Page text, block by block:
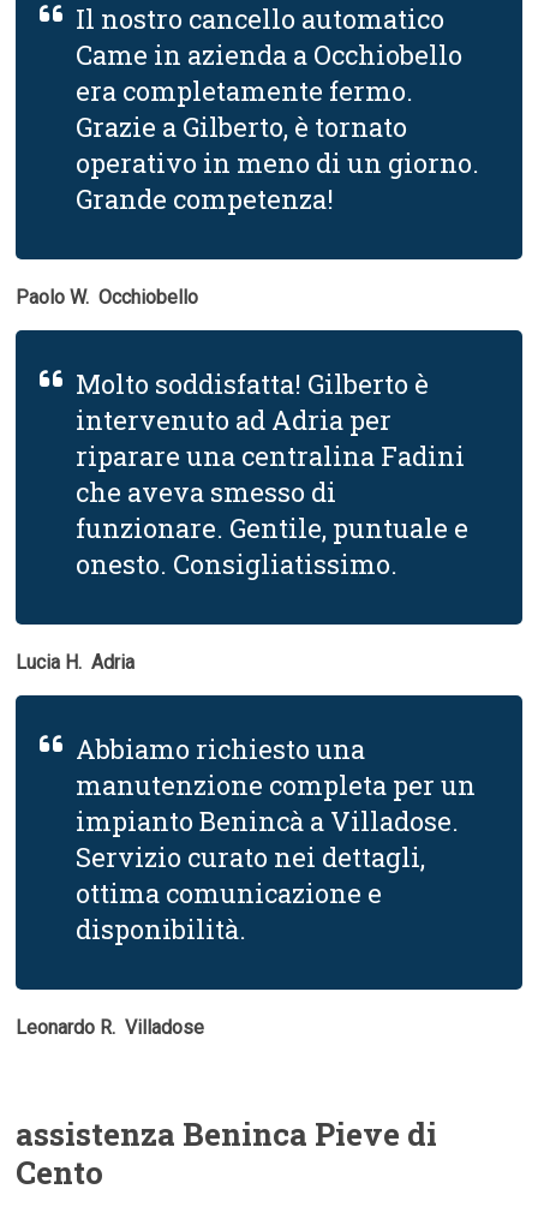
Il nostro cancello automatico
Came in azienda a Occhiobello
era completamente fermo.
Grazie a Gilberto, è tornato
operativo in meno di un giorno.
Grande competenza!
Paolo W.  Occhiobello
Molto soddisfatta! Gilberto è
intervenuto ad Adria per
riparare una centralina Fadini
che aveva smesso di
funzionare. Gentile, puntuale e
onesto. Consigliatissimo.
Lucia H.  Adria
Abbiamo richiesto una
manutenzione completa per un
impianto Benincà a Villadose.
Servizio curato nei dettagli,
ottima comunicazione e
disponibilità.
Leonardo R.  Villadose
assistenza Beninca Pieve di
Cento